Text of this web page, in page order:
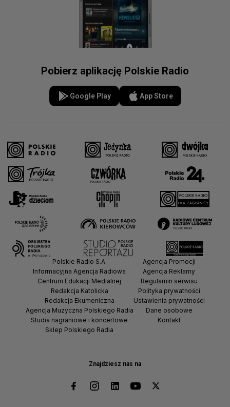
Pobierz aplikację Polskie Radio
Google Play App Store
Znajdziesz nas na
Polskie Radio S.A.
Informacyjna Agencja Radiowa
Centrum Edukacji Medialnej
Redakcja Katolicka
Redakcja Ekumeniczna
Agencja Muzyczna Polskiego Radia
Studia nagraniowe i koncertowe
Sklep Polskiego Radia
Agencja Promocji
Agencja Reklamy
Regulamin serwisu
Polityka prywatności
Ustawienia prywatności
Dane osobowe
Kontakt